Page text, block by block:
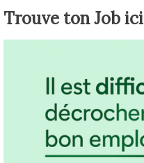
Trouve ton Job ici